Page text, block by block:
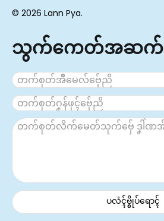
© 2026 Lann Pya.
သွက်ကေတ်အဆက်